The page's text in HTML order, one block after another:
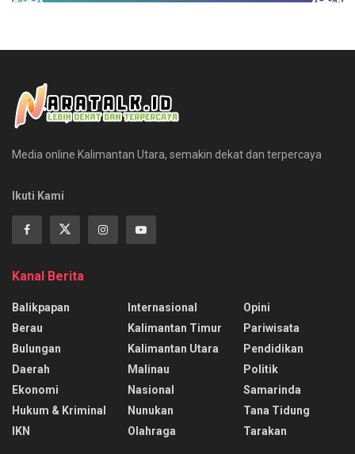
Media online Kalimantan Utara, semakin dekat dan terpercaya
Ikuti Kami
Kanal Berita
Balikpapan
Berau
Bulungan
Daerah
Ekonomi
Hukum & Kriminal
IKN
Internasional
Kalimantan Timur
Kalimantan Utara
Malinau
Nasional
Nunukan
Olahraga
Opini
Pariwisata
Pendidikan
Politik
Samarinda
Tana Tidung
Tarakan